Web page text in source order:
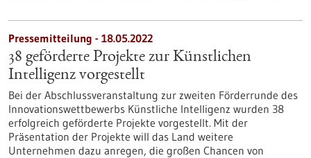
Pressemitteilung - 18.05.2022
38 geförderte Projekte zur Künstlichen
Intelligenz vorgestellt
Bei der Abschlussveranstaltung zur zweiten Förderrunde des
Innovationswettbewerbs Künstliche Intelligenz wurden 38
erfolgreich geförderte Projekte vorgestellt. Mit der
Präsentation der Projekte will das Land weitere
Unternehmen dazu anregen, die großen Chancen von